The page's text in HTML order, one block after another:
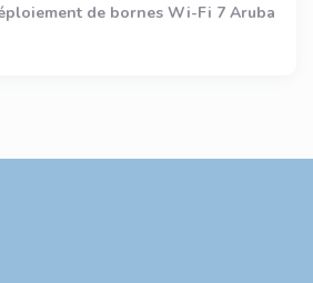
de bornes Wi-Fi 7 Aruba